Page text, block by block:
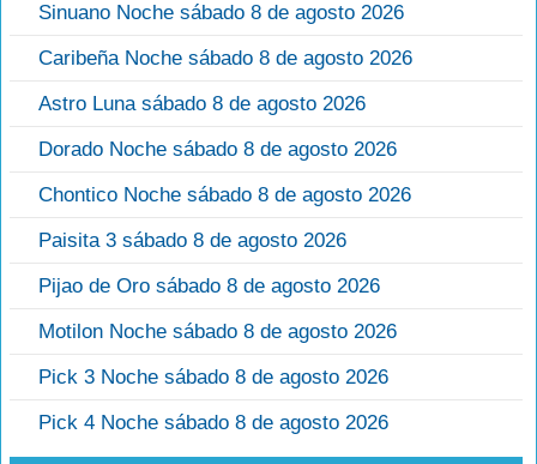
Sinuano Noche sábado 8 de agosto 2026
Caribeña Noche sábado 8 de agosto 2026
Astro Luna sábado 8 de agosto 2026
Dorado Noche sábado 8 de agosto 2026
Chontico Noche sábado 8 de agosto 2026
Paisita 3 sábado 8 de agosto 2026
Pijao de Oro sábado 8 de agosto 2026
Motilon Noche sábado 8 de agosto 2026
Pick 3 Noche sábado 8 de agosto 2026
Pick 4 Noche sábado 8 de agosto 2026